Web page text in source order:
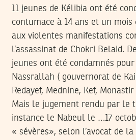
11 jeunes de Kélibia ont été
contumace à 14 ans et un
aux violentes manifestations
l’assassinat de Chokri Belaid.
jeunes ont été condamnés
Nassrallah ( gouvernorat de
Redayef, Mednine, Kef,
Mais le jugement rendu par le
instance le Nabeul le …17
« sévères», selon l’avocat de la